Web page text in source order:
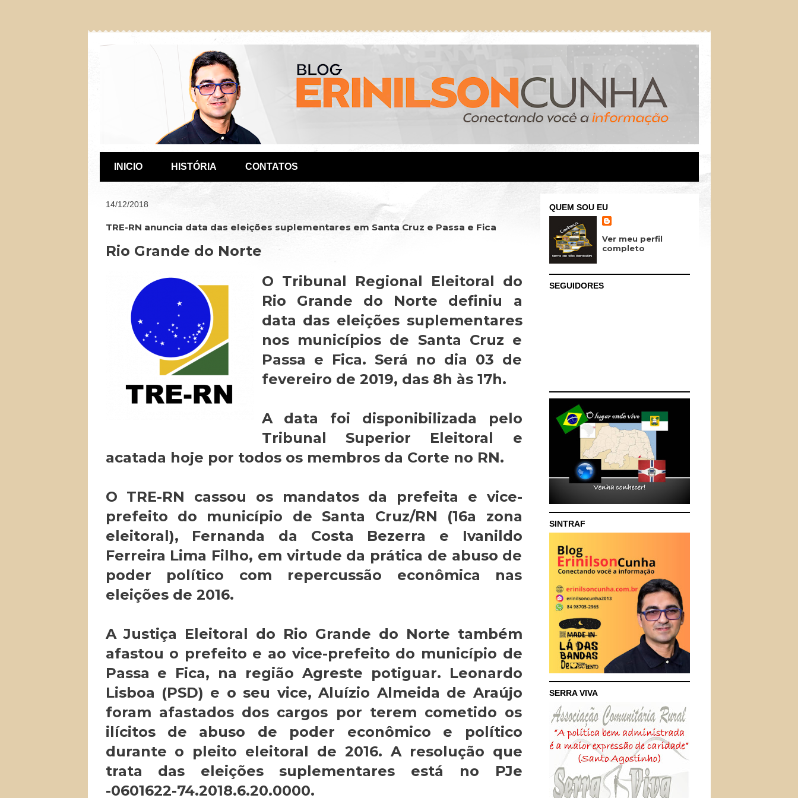
INICIO HISTÓRIA CONTATOS
14/12/2018
TRE-RN anuncia data das eleições suplementares em Santa Cruz e Passa e Fica
Rio Grande do Norte
O Tribunal Regional Eleitoral do
Rio Grande do Norte definiu a
data das eleições suplementares
nos municípios de Santa Cruz e
Passa e Fica. Será no dia 03 de
fevereiro de 2019, das 8h às 17h.
A data foi disponibilizada pelo
Tribunal Superior Eleitoral e
acatada hoje por todos os membros da Corte no RN.
O TRE-RN cassou os mandatos da prefeita e vice-
prefeito do município de Santa Cruz/RN (16a zona
eleitoral), Fernanda da Costa Bezerra e Ivanildo
Ferreira Lima Filho, em virtude da prática de abuso de
poder político com repercussão econômica nas
eleições de 2016.
A Justiça Eleitoral do Rio Grande do Norte também
afastou o prefeito e ao vice-prefeito do município de
Passa e Fica, na região Agreste potiguar. Leonardo
Lisboa (PSD) e o seu vice, Aluízio Almeida de Araújo
foram afastados dos cargos por terem cometido os
ilícitos de abuso de poder econômico e político
durante o pleito eleitoral de 2016. A resolução que
trata das eleições suplementares está no PJe
-0601622-74.2018.6.20.0000.
QUEM SOU EU
Ver meu perfil
completo
SEGUIDORES
SINTRAF
SERRA VIVA